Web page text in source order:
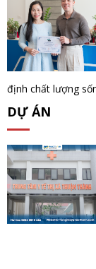
định chất lượng
DỰ ÁN